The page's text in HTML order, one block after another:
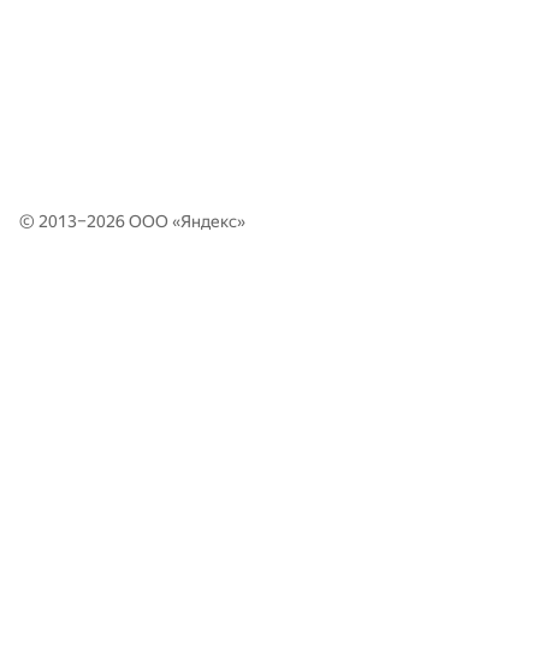
© 2013–2026 ООО «Яндекс»